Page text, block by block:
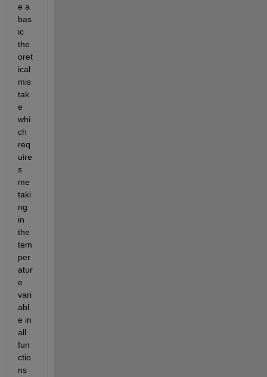
e a
bas
ic
the
oret
ical
mis
tak
e
whi
ch
req
uire
s
me
taki
ng
in
the
tem
per
atur
e
vari
abl
e in
all
fun
ctio
ns